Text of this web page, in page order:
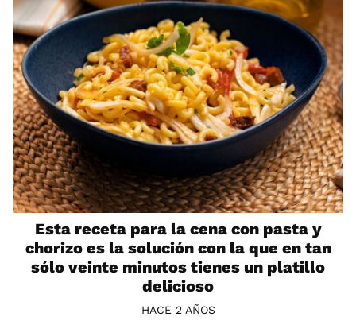
Esta receta para la cena con pasta y
chorizo es la solución con la que en tan
sólo veinte minutos tienes un platillo
delicioso
HACE 2 AÑOS